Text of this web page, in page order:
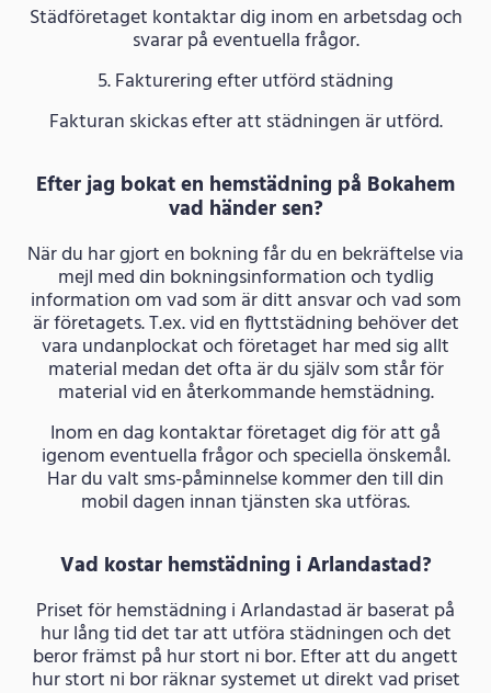
Städföretaget kontaktar dig inom en arbetsdag och
svarar på eventuella frågor.
5. Fakturering efter utförd städning
Fakturan skickas efter att städningen är utförd.
Efter jag bokat en hemstädning på Bokahem
vad händer sen?
När du har gjort en bokning får du en bekräftelse via
mejl med din bokningsinformation och tydlig
information om vad som är ditt ansvar och vad som
är företagets. T.ex. vid en flyttstädning behöver det
vara undanplockat och företaget har med sig allt
material medan det ofta är du själv som står för
material vid en återkommande hemstädning.
Inom en dag kontaktar företaget dig för att gå
igenom eventuella frågor och speciella önskemål.
Har du valt sms-påminnelse kommer den till din
mobil dagen innan tjänsten ska utföras.
Vad kostar hemstädning i Arlandastad?
Priset för hemstädning i Arlandastad är baserat på
hur lång tid det tar att utföra städningen och det
beror främst på hur stort ni bor. Efter att du angett
hur stort ni bor räknar systemet ut direkt vad priset